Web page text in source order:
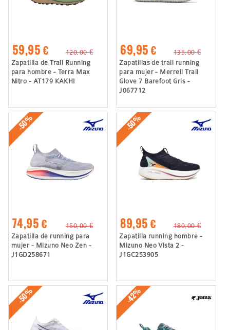
59,95 €
120,00 €
Zapatilla de Trail Running
para hombre - Terra Max
Nitro - AT179 KAKHI
69,95 €
135,00 €
Zapatillas de trail running
para mujer - Merrell Trail
Glove 7 Barefoot Gris -
J067712
-50%
74,95 €
150,00 €
Zapatilla de running para
mujer - Mizuno Neo Zen -
J1GD258671
-50%
89,95 €
180,00 €
Zapatilla running hombre -
Mizuno Neo Vista 2 -
J1GC253905
-50% -42%